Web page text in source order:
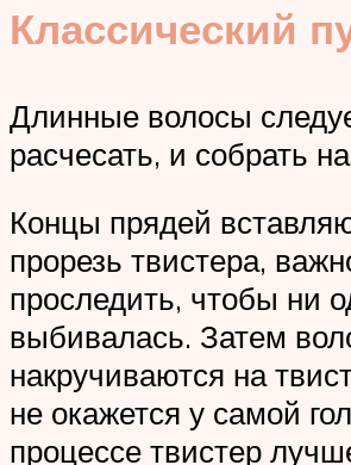
Классический
Длинные волосы
расчесать, и собрать
Концы прядей
прорезь твистера,
проследить, чтобы ни
выбивалась. Затем
накручиваются на
не окажется у самой
процессе твистер